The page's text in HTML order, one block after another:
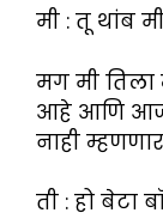
मी : तू थांब
मग मी
आहे आणि आज
नाही
ती : हो बेटा